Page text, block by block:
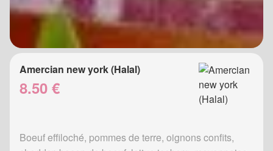
Amercian new york (Halal)
8.50 €
Boeuf effiloché, pommes de terre, oignons confits,